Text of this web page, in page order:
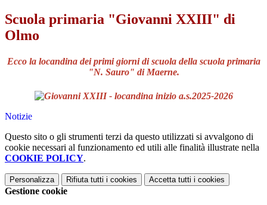
Scuola primaria "Giovanni XXIII" di
Olmo
Ecco la locandina dei primi giorni di scuola della scuola primaria
"N. Sauro" di Maerne.
Notizie
Questo sito o gli strumenti terzi da questo utilizzati si avvalgono di
cookie necessari al funzionamento ed utili alle finalità illustrate nella
COOKIE POLICY.
Personalizza Rifiuta tutti i cookies Accetta tutti i cookies
Gestione cookie